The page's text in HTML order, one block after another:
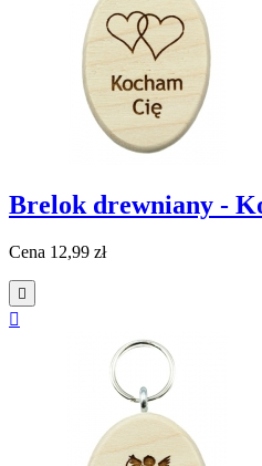
Brelok drewniany -
Cena 12,99 zł

